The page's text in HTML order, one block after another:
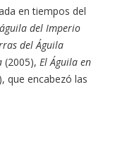
en tiempos del
del Imperio
del Águila
(2005), El Águila en
que encabezó las